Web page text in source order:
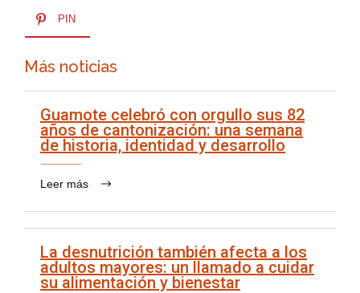
PIN
Más noticias
Guamote celebró con orgullo sus 82
años de cantonización: una semana
de historia, identidad y desarrollo
Leer más
La desnutrición también afecta a los
adultos mayores: un llamado a cuidar
su alimentación y bienestar